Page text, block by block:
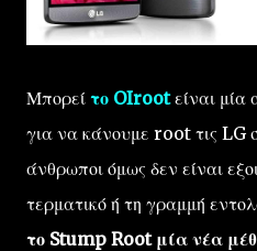
Μπορεί το OIrootείναι μία
για να κάνουμε root τις LG
άνθρωποι όμως δεν είναι
τερματικό ή τη γραμμή
το Stump Root μία νέα